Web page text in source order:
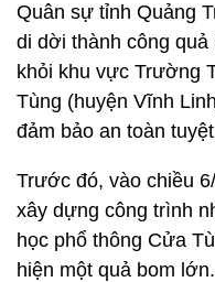
Quân sự tỉnh Quảng
di dời thành công
khỏi khu vực Trường
Tùng (huyện Vĩnh
đảm bảo an toàn
Trước đó, vào chiều
xây dựng công trình
học phổ thông Cửa
hiện một quả bom lớn.